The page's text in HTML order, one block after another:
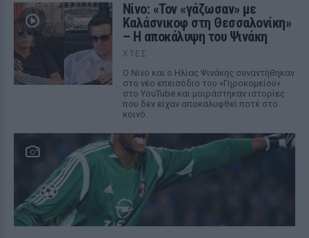
Νίνο: «Τον «γάζωσαν» με
Καλάσνικοφ στη Θεσσαλονίκη»
– Η αποκάλυψη του Ψινάκη
ΧΤΕΣ
Ο Νίνο και ο Ηλίας Ψινάκης συναντήθηκαν
στο νέο επεισόδιο του «Γηροκομείου»
στο YouTube και μοιράστηκαν ιστορίες
που δεν είχαν αποκαλυφθεί ποτέ στο
κοινό.